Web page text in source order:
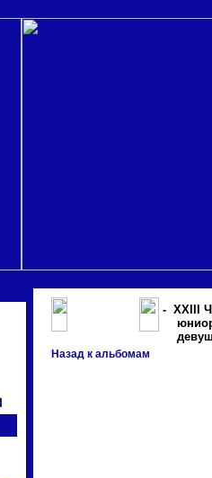
- XXIII
Назад к альбомам